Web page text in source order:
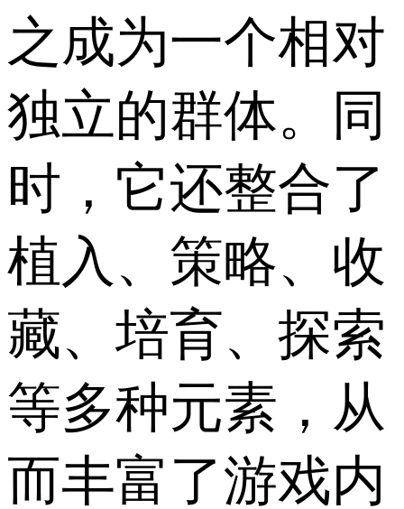
之成为一个相对
独立的群体。同
时，它还整合了
植入、策略、收
藏、培育、探索
等多种元素，从
而丰富了游戏内